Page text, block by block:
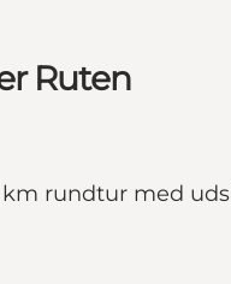
Ruten
rundtur med